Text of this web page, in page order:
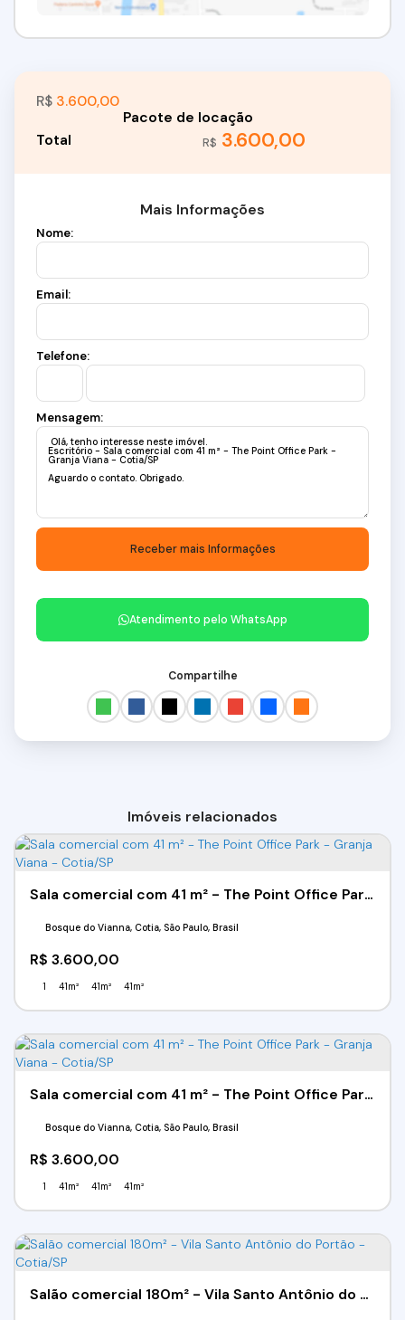
R$ 3.600,00
R$ 3.600,00
Mais Informações
Nome:
Email:
Telefone:
Mensagem:
Atendimento pelo WhatsApp
Compartilhe
Imóveis relacionados
Sala comercial com 41 m² - The Point Office Park - Granja Viana - Cotia/SP
R$ 3.600,00
Bosque do Vianna, Cotia, São Paulo, Brasil
1 41m² 41m² 41m²
Sala comercial com 41 m² - The Point Office Park - Granja Viana - Cotia/SP
R$ 3.600,00
Bosque do Vianna, Cotia, São Paulo, Brasil
1 41m² 41m² 41m²
Salão comercial 180m² - Vila Santo Antônio do Portão - Cotia/SP